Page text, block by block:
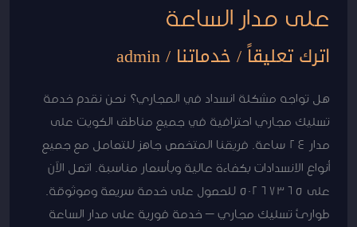
على مدار الساعة
اترك تعليقاً/خدماتنا /
admin
هل تواجه مشكلة انسداد في المجاري؟ نحن نقدم خدمة
تسليك مجاري احترافية في جميع مناطق الكويت على
مدار 24 ساعة. فريقنا المتخصص جاهز للتعامل مع جميع
أنواع الانسدادات بكفاءة عالية وبأسعار مناسبة. اتصل الآن
على 50267365 للحصول على خدمة سريعة وموثوقة.
طوارئ تسليك مجاري – خدمة فورية على مدار الساعة